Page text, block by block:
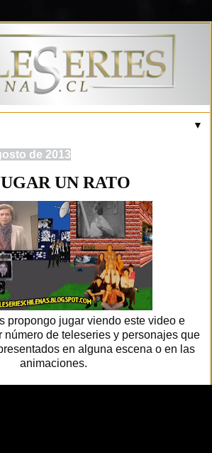
▼
de 2013
UN RATO
propongo jugar viendo este video e
número de teleseries y personajes que
en alguna escena o en las
animaciones.